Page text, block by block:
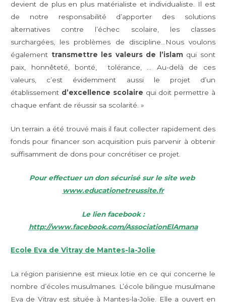
devient de plus en plus matérialiste et individualiste. Il est
de notre responsabilité d’apporter des solutions
alternatives contre l’échec scolaire, les classes
surchargées, les problèmes de discipline…Nous voulons
également transmettre les valeurs de l’islamqui sont
paix, honnêteté, bonté, tolérance, … Au-delà de ces
valeurs, c’est évidemment aussi le projet d’un
établissement d’excellence scolaire qui doit permettre à
chaque enfant de réussir sa scolarité. »
Un terrain a été trouvé mais il faut collecter rapidement des
fonds pour financer son acquisition puis parvenir à obtenir
suffisamment de dons pour concrétiser ce projet.
Pour effectuer un don sécurisé sur le site web
www.educationetreussite.fr
Le lien facebook :
http://www.facebook.com/AssociationElAmana
Ecole Eva de Vitray de Mantes-la-Jolie
La région parisienne est mieux lotie en ce qui concerne le
nombre d’écoles musulmanes. L’école bilingue musulmane
Eva de Vitray est située à Mantes-la-Jolie. Elle a ouvert en